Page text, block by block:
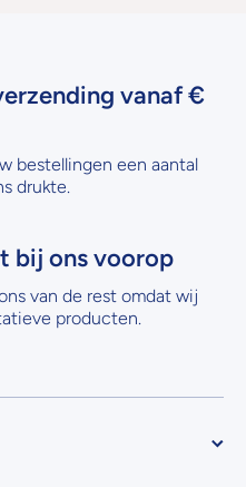
vanaf €
bestellingen een aantal
drukte.
bij ons voorop
van de rest omdat wij
producten.